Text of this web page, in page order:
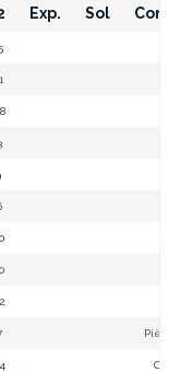
Exp. Sol
Pièce